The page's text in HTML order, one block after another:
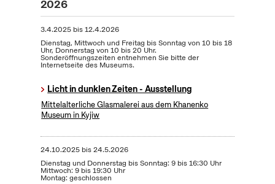
2026
3.4.2025bis12.4.2026
Dienstag, Mittwoch und Freitag bis Sonntag von 10 bis 18
Uhr, Donnerstag von 10 bis 20 Uhr.
Sonderöffnungszeiten entnehmen Sie bitte der
Internetseite des Museums.
Licht in dunklen Zeiten - Ausstellung
Mittelalterliche Glasmalerei aus dem Khanenko
Museum in Kyjiw
24.10.2025bis24.5.2026
Dienstag und Donnerstag bis Sonntag: 9 bis 16:30 Uhr
Mittwoch: 9 bis 19:30 Uhr
Montag: geschlossen